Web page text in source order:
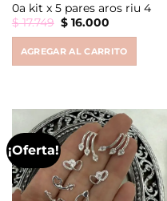
0a kit x 5 pares aros riu 4
$17.749 Original
price
$ 17.749.
$16.000Current
$ 16.000.
AGREGAR AL CARRITO
¡Oferta!